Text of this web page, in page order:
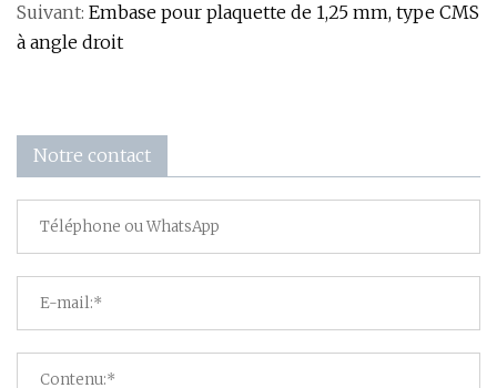
Suivant: Embase pour plaquette de 1,25 mm, type CMS
à angle droit
Notre contact